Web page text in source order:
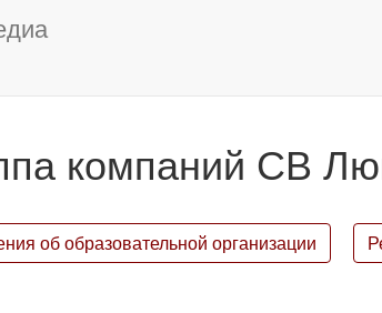
компаний СВ
об образовательной организации